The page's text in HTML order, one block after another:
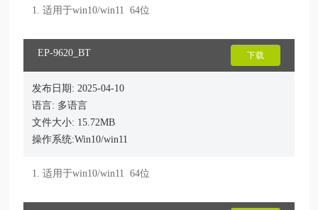
1. 适用于win10/win11  64位
EP-9620_BT 下载
发布日期: 2025-04-10
语言: 多语言
文件大小: 15.72MB
操作系统:Win10/win11
1. 适用于win10/win11  64位